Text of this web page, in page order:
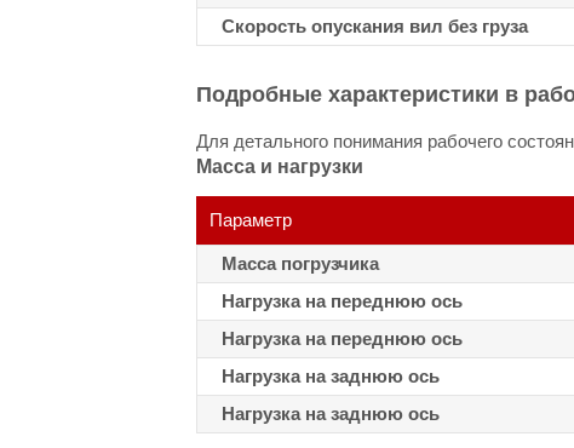
Скорость опускания вил без груза
Подробные характеристики в
Для детального понимания рабочего
Масса и нагрузки
Параметр
Масса погрузчика
Нагрузка на переднюю ось
Нагрузка на переднюю ось
Нагрузка на заднюю ось
Нагрузка на заднюю ось